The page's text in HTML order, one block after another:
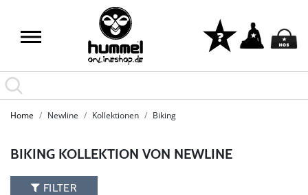
LAST PIECES: Bekleidung - Spare bis zu 65%
Home Newline Kollektionen Biking
BIKING KOLLEKTION VON NEWLINE
FILTER